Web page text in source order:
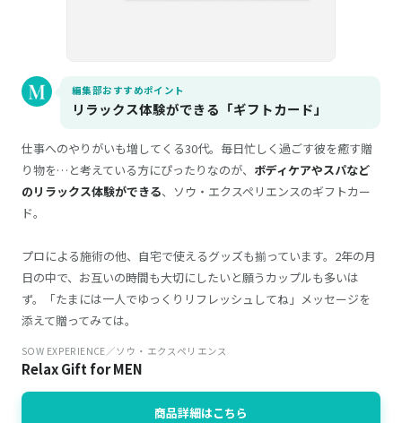
編集部おすすめポイント
リラックス体験ができる「ギフトカード」
仕事へのやりがいも増してくる30代。毎日忙しく過ごす彼を癒す贈
り物を…と考えている方にぴったりなのが、 ボディケアやスパなど
のリラックス体験ができる、ソウ・エクスペリエンスのギフトカー
ド。
プロによる施術の他、自宅で使えるグッズも揃っています。2年の月
日の中で、お互いの時間も大切にしたいと願うカップルも多いは
ず。「たまには一人でゆっくりリフレッシュしてね」メッセージを
添えて贈ってみては。
SOW EXPERIENCE／ソウ・エクスペリエンス
Relax Gift for MEN
商品詳細はこちら